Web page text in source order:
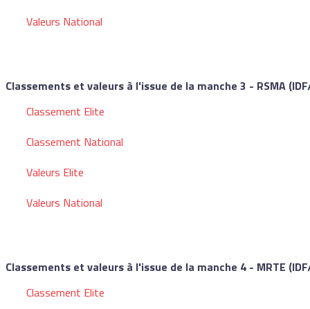
Valeurs National
Classements et valeurs à l'issue de la manche 3 - RSMA
Classement Elite
Classement National
Valeurs Elite
Valeurs National
Classements et valeurs à l'issue de la manche 4 - MRTE
Classement Elite